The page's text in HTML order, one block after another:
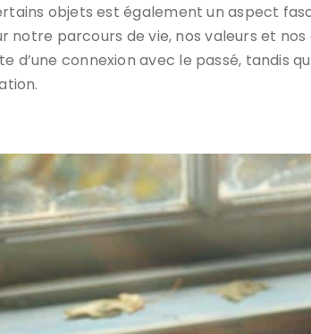
objets est également un aspect
notre parcours de vie, nos valeurs et
connexion avec le passé, tandis